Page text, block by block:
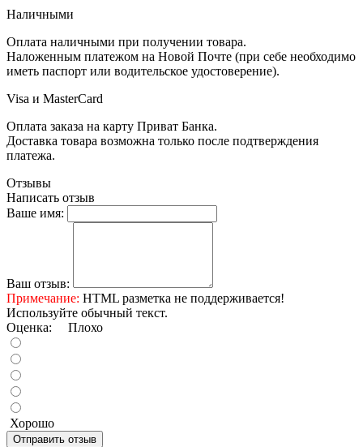
Наличными
Оплата наличными при получении товара.
Наложенным платежом на Новой Почте (при себе необходимо
иметь паспорт или водительское удостоверение).
Visa и MasterCard
Оплата заказа на карту Приват Банка.
Доставка товара возможна только после подтверждения
платежа.
Отзывы
Написать отзыв
Ваше имя:
Ваш отзыв:
Примечание: HTML разметка не поддерживается!
Используйте обычный текст.
Оценка: Плохо
Хорошо
Отправить отзыв